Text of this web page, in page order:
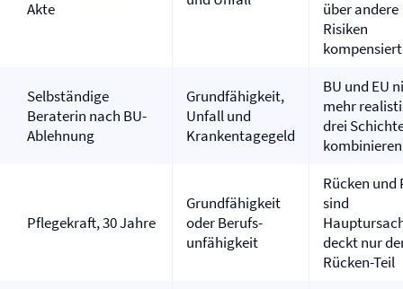
Akte
über andere
Risiken
kompensiert
Selbständige
Beraterin nach BU-
Ablehnung
Grundfähigkeit,
Unfall und
Krankentagegeld
BU und EU
mehr
drei
kombinieren
Pflegekraft, 30 Jahre
Grundfähigkeit
oder Berufs­
unfähigkeit
Rücken und
sind
deckt nur
Rücken-Teil